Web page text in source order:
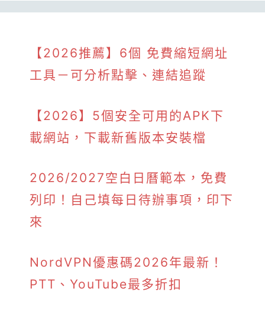
【2026推薦】6個 免費縮短網址
工具－可分析點擊、連結追蹤
【2026】5個安全可用的APK下
載網站，下載新舊版本安裝檔
2026/2027空白日曆範本，免費
列印！自己填每日待辦事項，印下
來
NordVPN優惠碼2026年最新！
PTT、YouTube最多折扣